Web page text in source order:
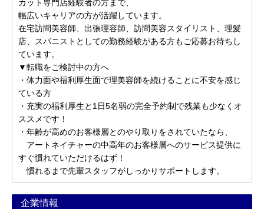
カット専門店経験者の方まで、
幅広いキャリアの方が活躍しています。
在宅訪問美容師、出張理容師、訪問美容スタイリスト、理髪
店、スパニストとしての勤務経験がある方もご応募お待ちし
ています。
▼転職をご検討中の方へ
・体力面や福利厚生面で理美容師を続けることに不安を感じ
ている方
・充実の福利厚生と1日5名弱の完全予約制で残業も少なくオ
ススメです！
・年齢が高めのお客様層とのやり取りをされていたなら、
アートネイチャーの中高年のお客様層へのサービス提供に
すぐ慣れていただけるはず！
慣れるまで先輩スタッフがしっかりサポートします。
企業情報